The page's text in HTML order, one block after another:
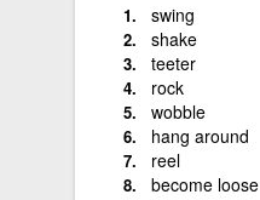
swing
shake
teeter
rock
wobble
hang around
reel
become loose